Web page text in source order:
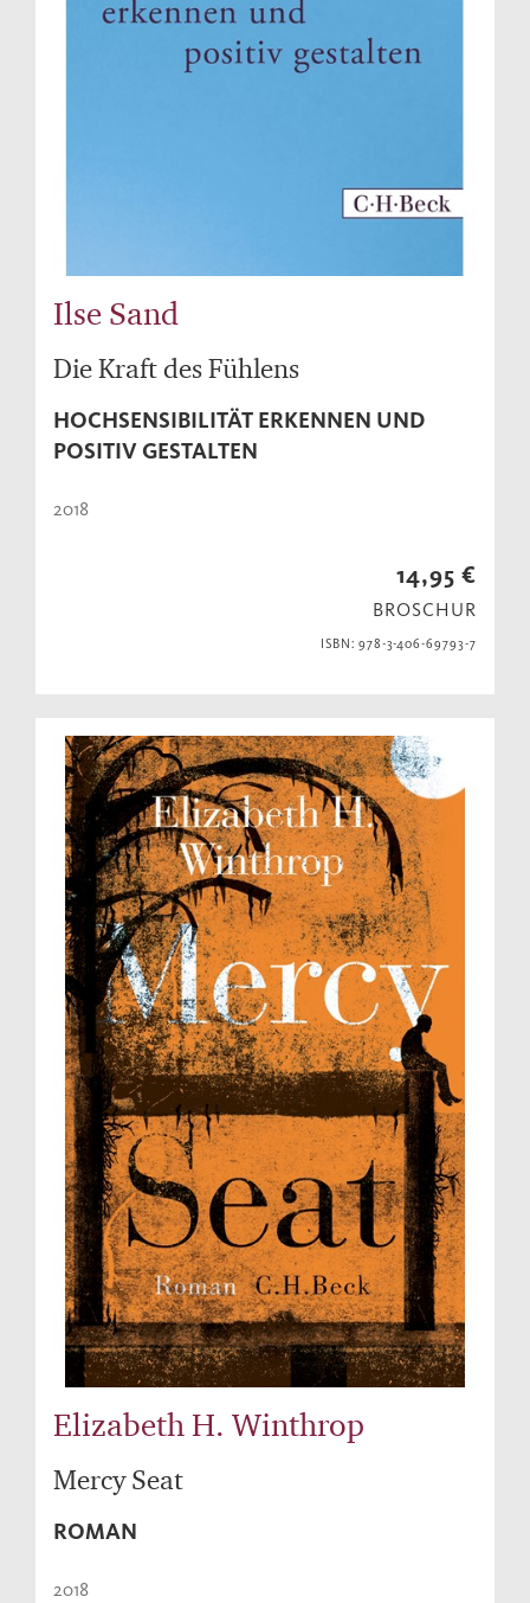
Ilse Sand
Die Kraft des Fühlens
HOCHSENSIBILITÄT ERKENNEN UND
POSITIV GESTALTEN
2018
14,95 €
BROSCHUR
ISBN: 978-3-406-69793-7
Elizabeth H. Winthrop
Mercy Seat
ROMAN
2018